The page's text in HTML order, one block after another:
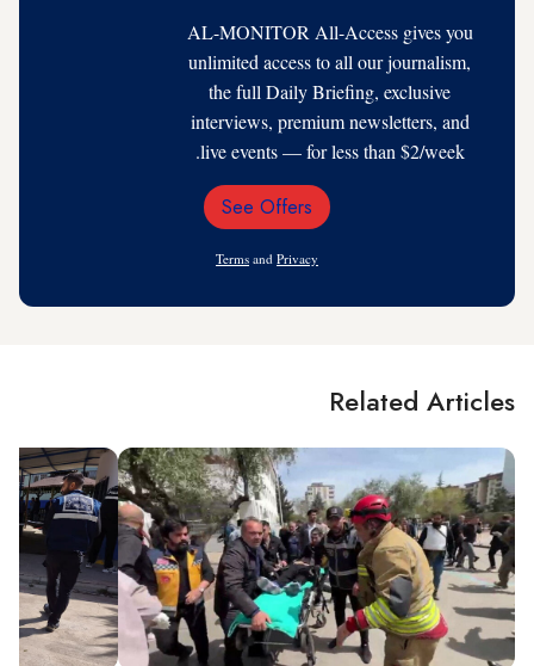
AL-MONITOR All-Access gives you
unlimited access to all our journalism,
the full Daily Briefing, exclusive
interviews, premium newsletters, and
live events — for less than $2/week.
Email
See Offers
Terms and Privacy
Related Articles